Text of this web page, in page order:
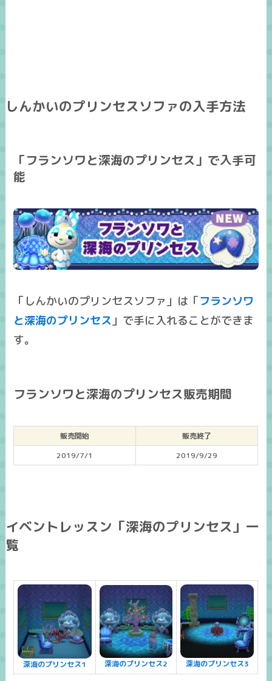
しんかいのプリンセスソファの入手方法
「フランソワと深海のプリンセス」で入手可
能
「しんかいのプリンセスソファ」は「フランソワ
と深海のプリンセス 」で手に入れることができま
す。
フランソワと深海のプリンセス販売期間
販売開始
販売終了
2019/7/1
2019/9/29
イベントレッスン「深海のプリンセス」一
覧
深海のプリンセス1 深海のプリンセス2 深海のプリンセス3